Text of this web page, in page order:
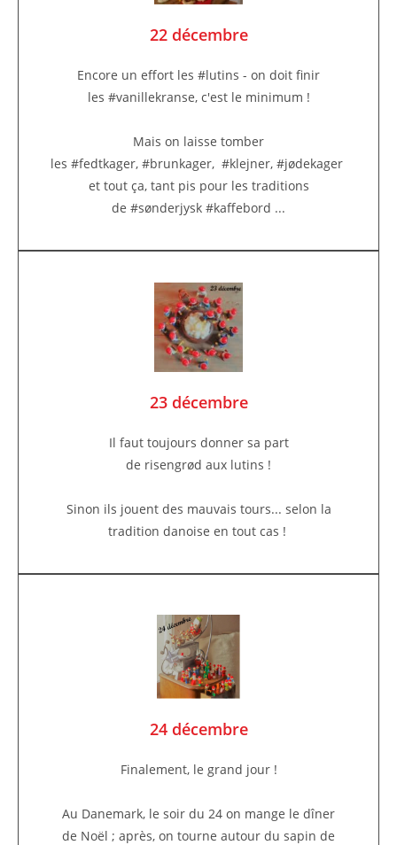
22 décembre
Encore un effort les #lutins - on doit finir
les #vanillekranse, c'est le minimum !
Mais on laisse tomber
les #fedtkager, #brunkager, #klejner, #jødekager
et tout ça, tant pis pour les traditions
de #sønderjysk #kaffebord ...
23 décembre
Il faut toujours donner sa part
de risengrød aux lutins !
Sinon ils jouent des mauvais tours... selon la
tradition danoise en tout cas !
24 décembre
Finalement, le grand jour !
Au Danemark, le soir du 24 on mange le dîner
de Noël ; après, on tourne autour du sapin de